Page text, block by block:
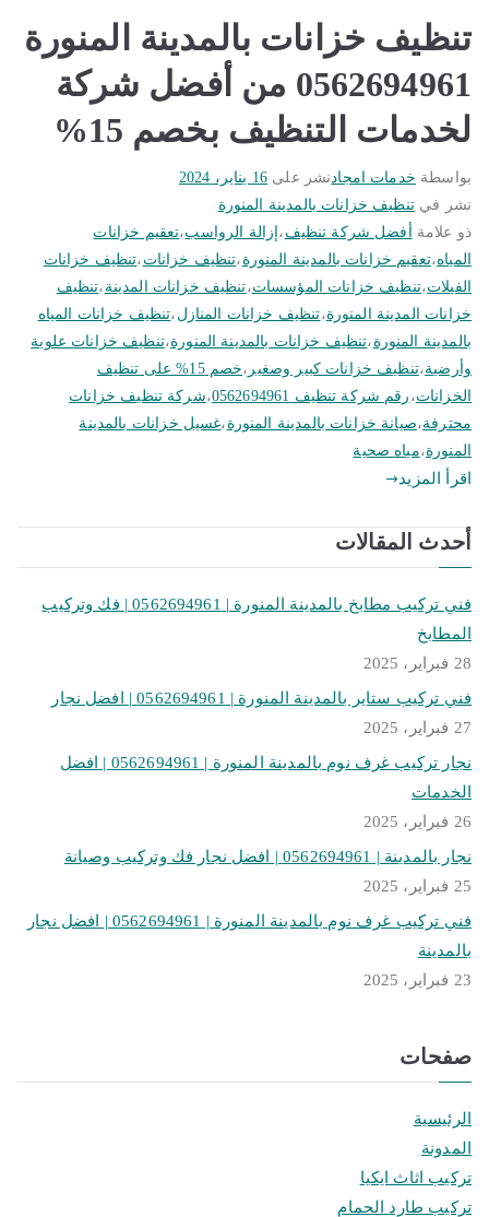
تنظيف خزانات بالمدينة المنورة
0562694961 من أفضل شركة
لخدمات التنظيف بخصم 15%
بواسطة خدمات امجادنشر على 16 يناير، 2024
نشر فيتنظيف خزانات بالمدينة المنورة
ذو علامة
أفضل شركة تنظيف ، إزالة الرواسب،تعقيم خزانات
المياه،تعقيم خزانات بالمدينة المنورة ،تنظيف خزانات ،تنظيف خزانات
الفيلات،تنظيف خزانات المؤسسات،تنظيف خزانات المدينة ،تنظيف
خزانات المدينة المنورة،تنظيف خزانات المنازل ،تنظيف خزانات المياه
بالمدينة المنورة ،تنظيف خزانات بالمدينة المنورة،تنظيف خزانات علوية
وأرضية،تنظيف خزانات كبير وصغير ،
خصم 15% على تنظيف
الخزانات، رقم شركة تنظيف 0562694961 ،شركة تنظيف خزانات
محترفة،صيانة خزانات بالمدينة المنورة ،غسيل خزانات بالمدينة
المنورة،مياه صحية
اقرأ المزيد
أحدث المقالات
فني تركيب مطابخ بالمدينة المنورة | 0562694961 | فك وتركيب
المطابخ
28 فبراير، 2025
فني تركيب ستاير بالمدينة المنورة | 0562694961 | افضل نجار
27 فبراير، 2025
نجار تركيب غرف نوم بالمدينة المنورة | 0562694961 | افضل
الخدمات
26 فبراير، 2025
نجار بالمدينة | 0562694961 | افضل نجار فك وتركيب وصيانة
25 فبراير، 2025
فني تركيب غرف نوم بالمدينة المنورة | 0562694961 | افضل نجار
بالمدينة
23 فبراير، 2025
صفحات
الرئيسية
المدونة
تركيب اثاث ايكيا
تركيب طارد الحمام